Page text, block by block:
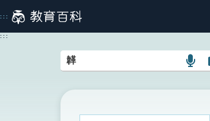
到
主
:::
:::
語
搜
圖